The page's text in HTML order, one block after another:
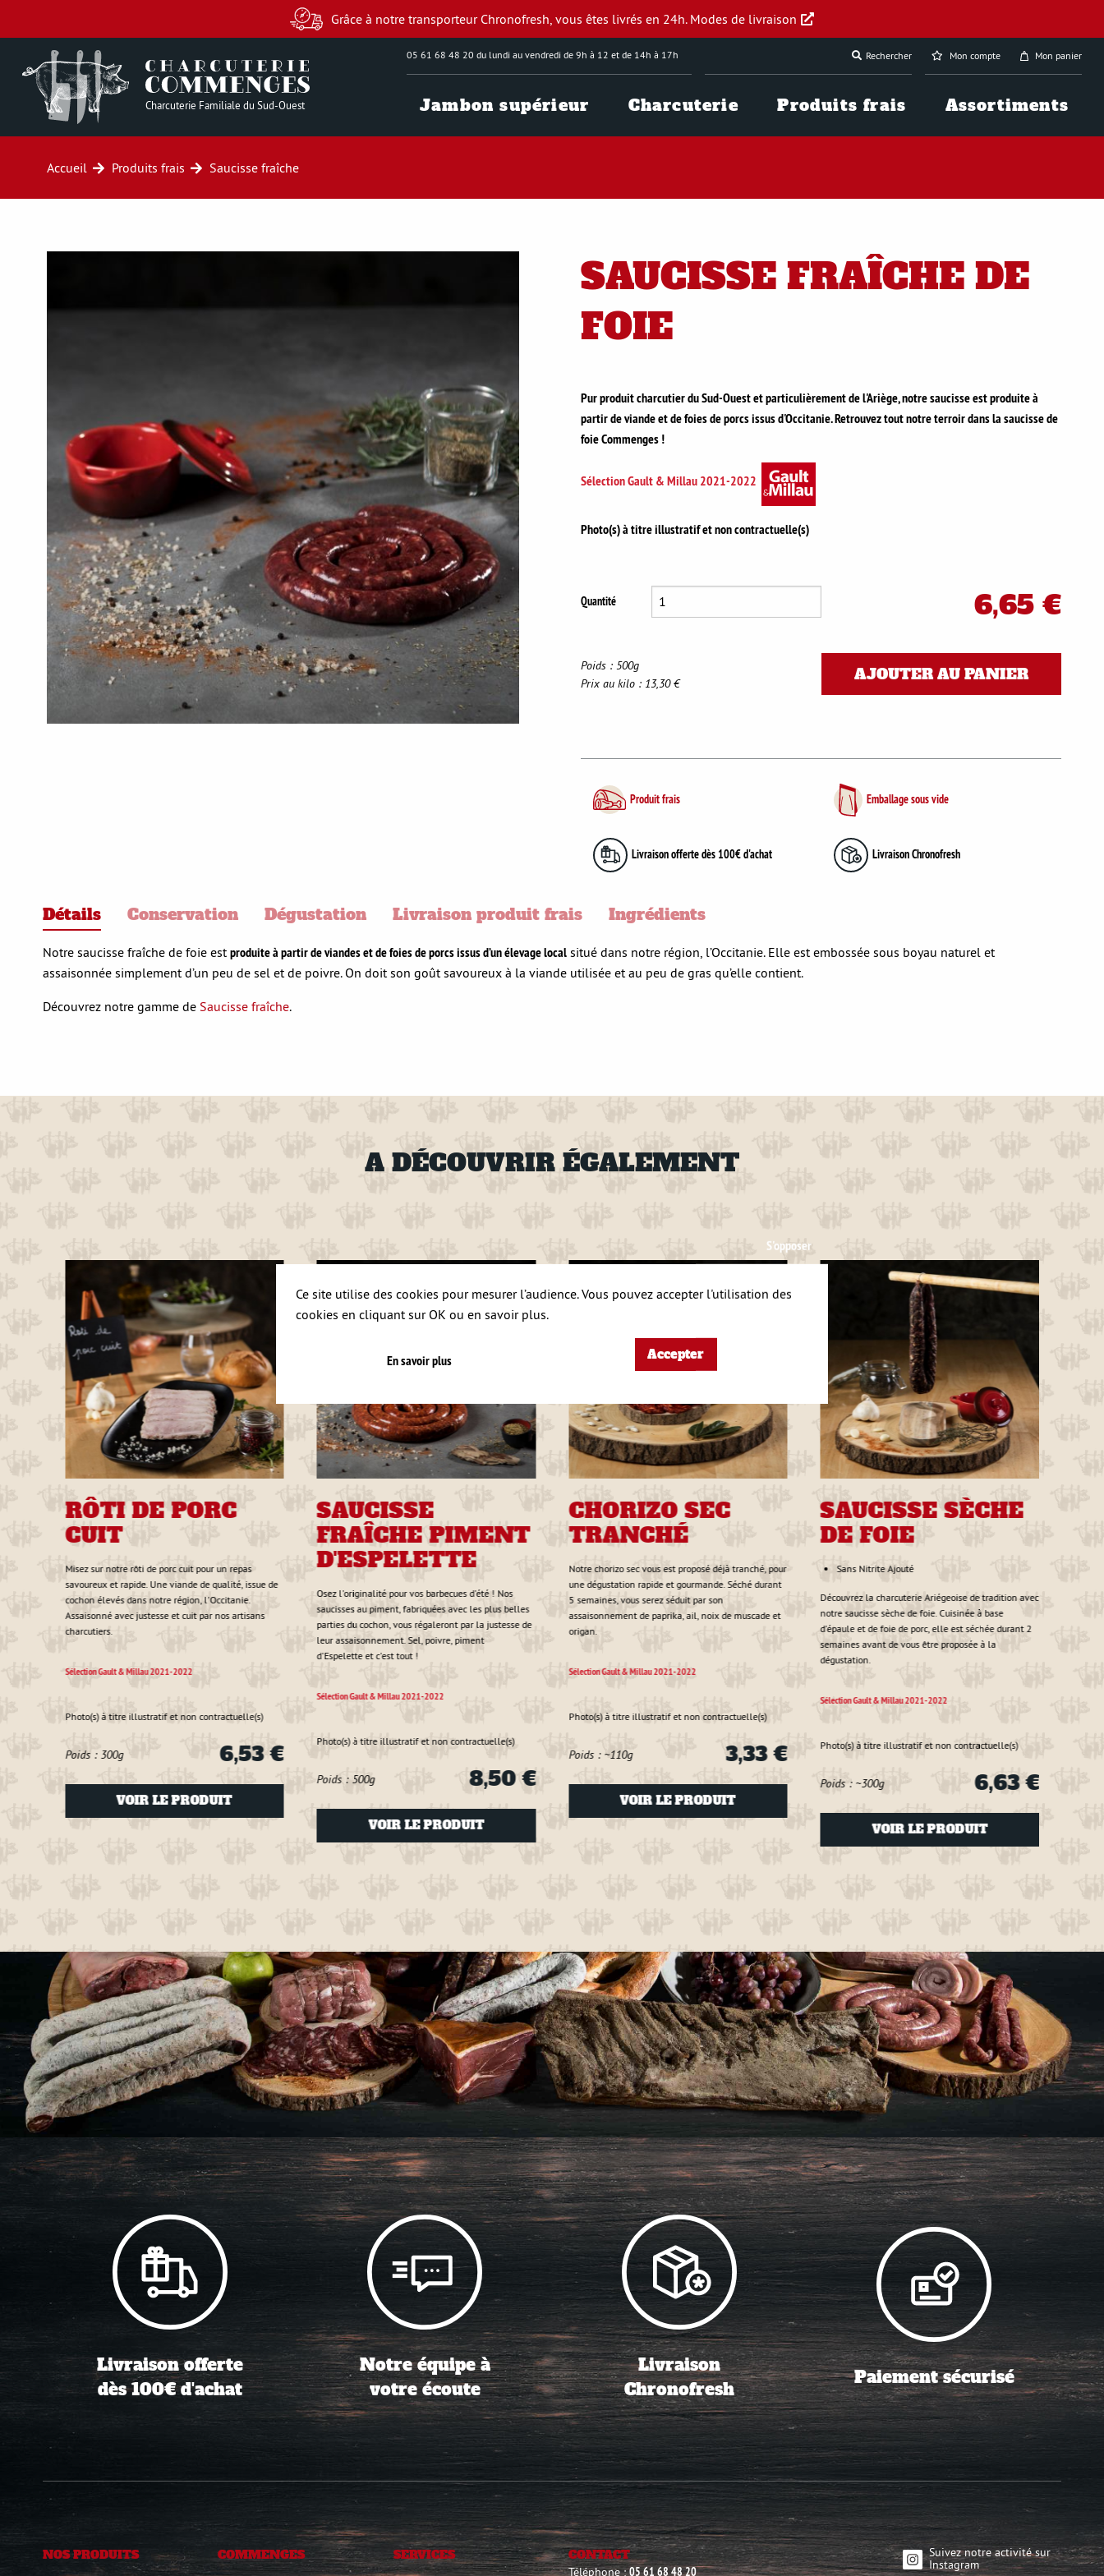
Grâce à notre transporteur Chronofresh, vous êtes livrés en 24h. Modes de livraison
Charcuterie Familiale du Sud-Ouest
05 61 68 48 20 du lundi au vendredi de 9h à 12 et de 14h à 17h Rechercher Mon compte Mon panier
Jambon supérieur Charcuterie Produits frais Assortiments
Accueil Produits frais Saucisse fraîche
SAUCISSE FRAÎCHE DE
FOIE
Quantité 6,65 €
Poids : 500g
Prix au kilo : 13,30 €
AJOUTER AU PANIER
Pur produit charcutier du Sud-Ouest et particulièrement de l'Ariège, notre saucisse est produite à
partir de viande et de foies de porcs issus d'Occitanie. Retrouvez tout notre terroir dans la saucisse de
foie Commenges !
Sélection Gault & Millau 2021-2022
Photo(s) à titre illustratif et non contractuelle(s)
Produit frais Emballage sous vide
Livraison offerte dès 100€ d'achat Livraison Chronofresh
Détails Conservation Dégustation Livraison produit frais Ingrédients
Notre saucisse fraîche de foie est produite à partir de viandes et de foies de porcs issus d’un élevage local situé dans notre région, l’Occitanie. Elle est embossée sous boyau naturel et
assaisonnée simplement d’un peu de sel et de poivre. On doit son goût savoureux à la viande utilisée et au peu de gras qu’elle contient.
Découvrez notre gamme de Saucisse fraîche.
A DÉCOUVRIR ÉGALEMENT
RÔTI DE PORC
CUIT
Misez sur notre rôti de porc cuit pour un repas
savoureux et rapide. Une viande de qualité, issue de
cochon élevés dans notre région, l'Occitanie.
Assaisonné avec justesse et cuit par nos artisans
charcutiers.
Sélection Gault & Millau 2021-2022
Photo(s) à titre illustratif et non contractuelle(s)
Poids : 300g 6,53 €
VOIR LE PRODUIT
SAUCISSE
FRAÎCHE PIMENT
D'ESPELETTE
Osez l'originalité pour vos barbecues d'été ! Nos
saucisses au piment, fabriquées avec les plus belles
parties du cochon, vous régaleront par la justesse de
leur assaisonnement. Sel, poivre, piment
d'Espelette et c'est tout !
Sélection Gault & Millau 2021-2022
Photo(s) à titre illustratif et non contractuelle(s)
Poids : 500g 8,50 €
VOIR LE PRODUIT
CHORIZO SEC
TRANCHÉ
Notre chorizo sec vous est proposé déjà tranché, pour
une dégustation rapide et gourmande. Séché durant
5 semaines, vous serez séduit par son
assaisonnement de paprika, ail, noix de muscade et
origan.
Sélection Gault & Millau 2021-2022
Photo(s) à titre illustratif et non contractuelle(s)
Poids : ~110g 3,33 €
VOIR LE PRODUIT
SAUCISSE SÈCHE
DE FOIE
Sans Nitrite Ajouté
Découvrez la charcuterie Ariégeoise de tradition avec
notre saucisse sèche de foie. Cuisinée à base
d'épaule et de foie de porc, elle est séchée durant 2
semaines avant de vous être proposée à la
dégustation.
Sélection Gault & Millau 2021-2022
Photo(s) à titre illustratif et non contractuelle(s)
Poids : ~300g 6,63 €
VOIR LE PRODUIT
Livraison offerte
dès 100€ d'achat
Notre équipe à
votre écoute
Livraison
Chronofresh
Paiement sécurisé
NOS PRODUITS COMMENGES SERVICES CONTACT
Téléphone :05 61 68 48 20
Suivez notre activité sur
Instagram
Ce site utilise des cookies pour mesurer l’audience. Vous pouvez accepter l'utilisation des
cookies en cliquant sur OK ou en savoir plus.
En savoir plus Accepter
S'opposer